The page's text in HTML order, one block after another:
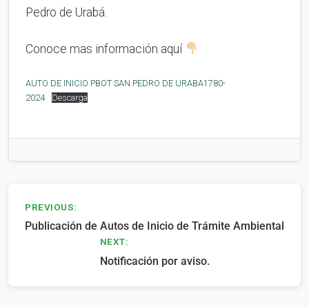
Pedro de Urabá.
Conoce mas información aquí
AUTO DE INICIO PBOT SAN PEDRO DE URABA1780-
2024
Descarga
Navegación
de
PREVIOUS:
Publicación de Autos de Inicio de Trámite Ambiental
NEXT:
Notificación por aviso.